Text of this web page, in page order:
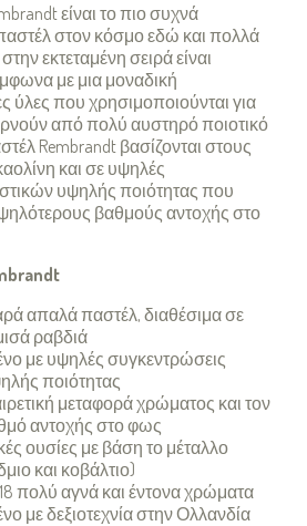
είναι το πιο συχνά
στον κόσμο εδώ και πολλά
εκτεταμένη σειρά είναι
με μια μοναδική
ύλες που χρησιμοποιούνται για
από πολύ αυστηρό ποιοτικό
Rembrandt βασίζονται στους
και σε υψηλές
υψηλής ποιότητας που
βαθμούς αντοχής στο
απαλά παστέλ, διαθέσιμα σε
ραβδιά
με υψηλές συγκεντρώσεις
ποιότητας
μεταφορά χρώματος και τον
αντοχής στο φως
ουσίες με βάση το μέταλλο
και κοβάλτιο)
πολύ αγνά και έντονα χρώματα
με δεξιοτεχνία στην Ολλανδία